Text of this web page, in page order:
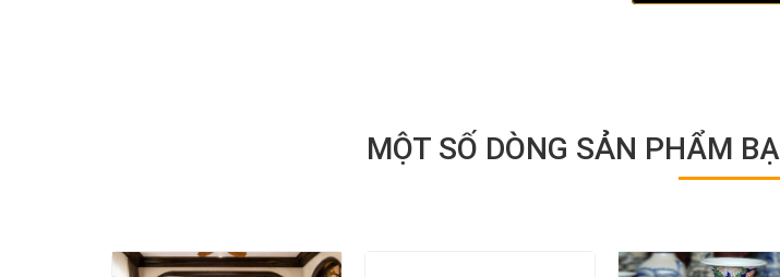
MỘT SỐ DÒNG SẢN PHẨM